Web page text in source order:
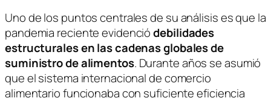
Uno de los puntos centrales de su análisis es que la
pandemia reciente evidenciódebilidades
estructurales en las cadenas globales de
suministro de alimentos. Durante años se asumió
que el sistema internacional de comercio
alimentario funcionaba con suficiente eficiencia